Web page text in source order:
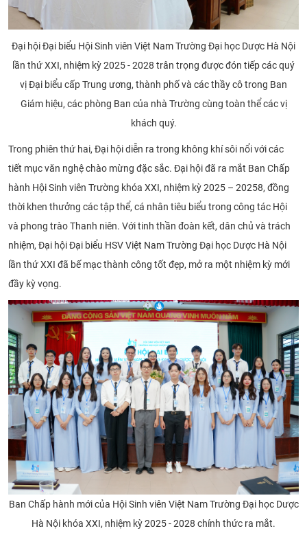
Đại hội Đại biểu Hội Sinh viên Việt Nam Trường Đại học Dược Hà Nội
lần thứ XXI, nhiệm kỳ 2025 - 2028 trân trọng được đón tiếp các quý
vị Đại biểu cấp Trung ương, thành phố và các thầy cô trong Ban
Giám hiệu, các phòng Ban của nhà Trường cùng toàn thể các vị
khách quý.
Trong phiên thứ hai, Đại hội diễn ra trong không khí sôi nổi với các
tiết mục văn nghệ chào mừng đặc sắc. Đại hội đã ra mắt Ban Chấp
hành Hội Sinh viên Trường khóa XXI, nhiệm kỳ 2025 – 20258, đồng
thời khen thưởng các tập thể, cá nhân tiêu biểu trong công tác Hội
và phong trào Thanh niên. Với tinh thần đoàn kết, dân chủ và trách
nhiệm, Đại hội Đại biểu HSV Việt Nam Trường Đại học Dược Hà Nội
lần thứ XXI đã bế mạc thành công tốt đẹp, mở ra một nhiệm kỳ mới
đầy kỳ vọng.
Ban Chấp hành mới của Hội Sinh viên Việt Nam Trường Đại học Dược
Hà Nội khóa XXI, nhiệm kỳ 2025 - 2028 chính thức ra mắt.